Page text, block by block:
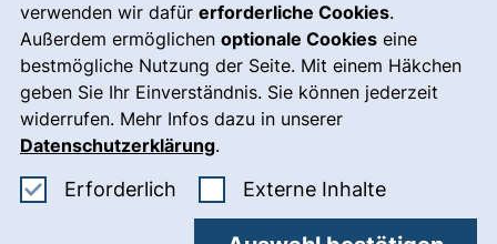
verwenden wir dafür erforderliche Cookies.
Außerdem ermöglichen optionale Cookies eine
bestmögliche Nutzung der Seite. Mit einem Häkchen
geben Sie Ihr Einverständnis. Sie können jederzeit
widerrufen. Mehr Infos dazu in unserer
Datenschutzerklärung.
Erforderlich Erforderliche Cookies akzeptieren
Externe Inhalte: Externe
Leichte Sprache
Gebärdensprache
Notfall(externer Link, öffnet
Impressum
Barrierefreiheit
Datenschutz